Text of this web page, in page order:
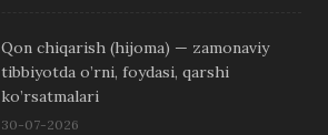
Qon chiqarish (hijoma) — zamonaviy
tibbiyotda o’rni, foydasi, qarshi
ko’rsatmalari
30-07-2026